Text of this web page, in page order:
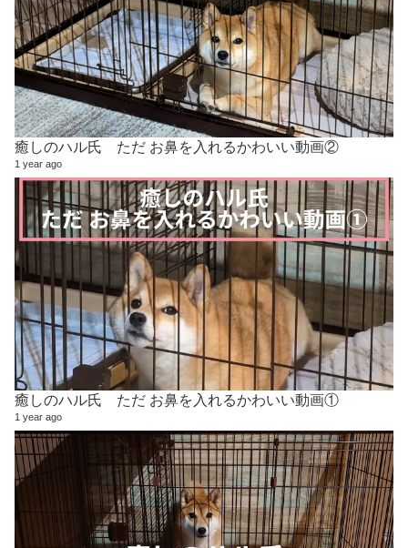
癒しのハル氏 ただ お鼻を入れるかわいい動画②
1 year ago
癒しのハル氏 ただ お鼻を入れるかわいい動画①
1 year ago